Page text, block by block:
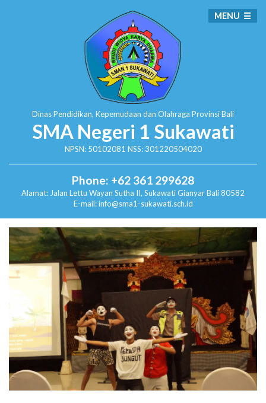
Dinas Pendidikan, Kepemudaan dan Olahraga Provinsi Bali
SMA Negeri 1 Sukawati
NPSN: 50102081 NSS: 301220504020
Phone: +62 361 299628
Alamat: Jalan Lettu Wayan Sutha II, SukawatiGianyar Bali 80582
E-mail: info@sma1-sukawati.sch.id
MENU